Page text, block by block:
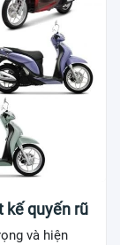
kế quyến rũ
và hiện